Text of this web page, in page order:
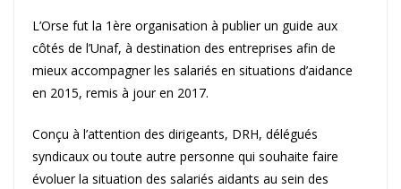
L’Orse fut la 1ère organisation à publier un guide aux
côtés de l’Unaf, à destination des entreprises afin de
mieux accompagner les salariés en situations d’aidance
en 2015, remis à jour en 2017.
Conçu à l’attention des dirigeants, DRH, délégués
syndicaux ou toute autre personne qui souhaite faire
évoluer la situation des salariés aidants au sein des